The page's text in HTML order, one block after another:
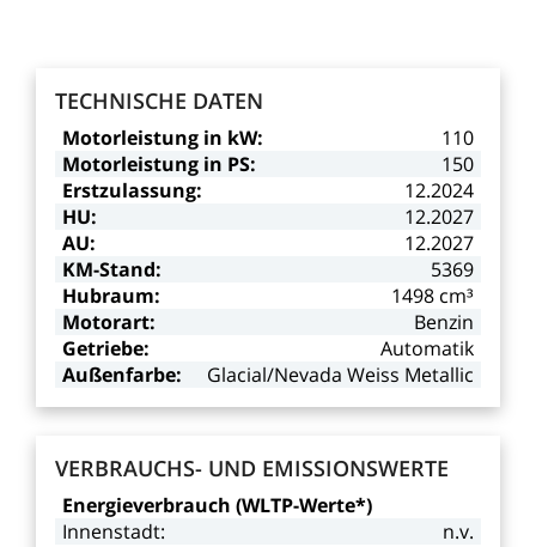
TECHNISCHE DATEN
Motorleistung in kW:
110
Motorleistung in PS:
150
Erstzulassung:
12.2024
HU:
12.2027
AU:
12.2027
KM-Stand:
5369
Hubraum:
1498 cm³
Motorart:
Benzin
Getriebe:
Automatik
Außenfarbe:
Glacial/Nevada Weiss Metallic
VERBRAUCHS- UND EMISSIONSWERTE
Energieverbrauch (WLTP-Werte*)
Innenstadt:
n.v.